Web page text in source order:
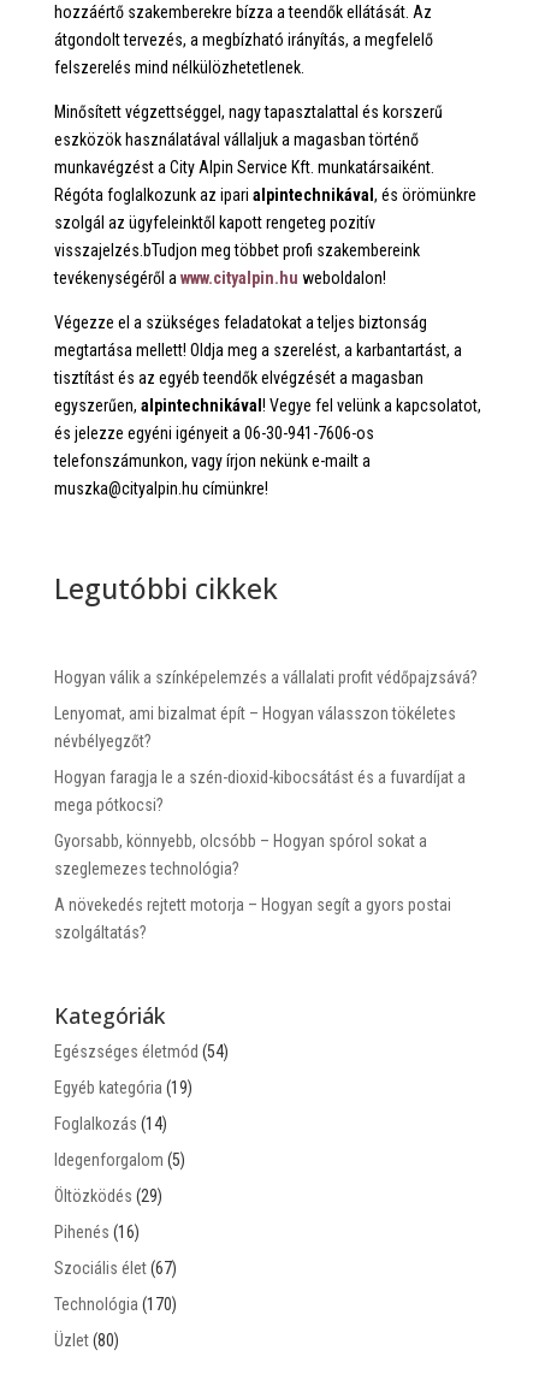
hozzáértő szakemberekre bízza a teendők ellátását. Az
átgondolt tervezés, a megbízható irányítás, a megfelelő
felszerelés mind nélkülözhetetlenek.
Minősített végzettséggel, nagy tapasztalattal és korszerű
eszközök használatával vállaljuk a magasban történő
munkavégzést a City Alpin Service Kft. munkatársaiként.
Régóta foglalkozunk az ipari alpintechnikával, és örömünkre
szolgál az ügyfeleinktől kapott rengeteg pozitív
visszajelzés.bTudjon meg többet profi szakembereink
tevékenységéről a www.cityalpin.hu weboldalon!
Végezze el a szükséges feladatokat a teljes biztonság
megtartása mellett! Oldja meg a szerelést, a karbantartást, a
tisztítást és az egyéb teendők elvégzését a magasban
egyszerűen, alpintechnikával! Vegye fel velünk a kapcsolatot,
és jelezze egyéni igényeit a 06-30-941-7606-os
telefonszámunkon, vagy írjon nekünk e-mailt a
muszka@cityalpin.hu címünkre!
Legutóbbi cikkek
Hogyan válik a színképelemzés a vállalati profit védőpajzsává?
Lenyomat, ami bizalmat épít – Hogyan válasszon tökéletes
névbélyegzőt?
Hogyan faragja le a szén-dioxid-kibocsátást és a fuvardíjat a
mega pótkocsi?
Gyorsabb, könnyebb, olcsóbb – Hogyan spórol sokat a
szeglemezes technológia?
A növekedés rejtett motorja – Hogyan segít a gyors postai
szolgáltatás?
Kategóriák
Egészséges életmód (54)
Egyéb kategória (19)
Foglalkozás (14)
Idegenforgalom (5)
Öltözködés (29)
Pihenés (16)
Szociális élet(67)
Technológia (170)
Üzlet(80)